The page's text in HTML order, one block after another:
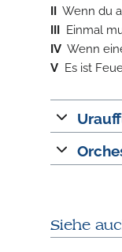
IIWenn du
IIIEinmal
IVWenn
VEs ist
Siehe